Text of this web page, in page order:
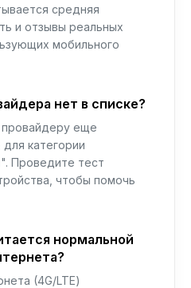
средняя
и отзывы реальных
мобильного
нет в списке?
еще
категории
Проведите тест
чтобы помочь
нормальной
(4G/LTE)